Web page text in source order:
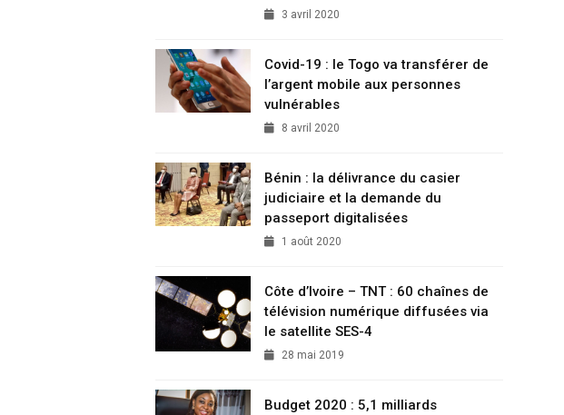
3 avril 2020
Covid-19 : le Togo va transférer de
l’argent mobile aux personnes
vulnérables
8 avril 2020
Bénin : la délivrance du casier
judiciaire et la demande du
passeport digitalisées
1 août 2020
Côte d’Ivoire – TNT : 60 chaînes de
télévision numérique diffusées via
le satellite SES-4
28 mai 2019
Budget 2020 : 5,1 milliards